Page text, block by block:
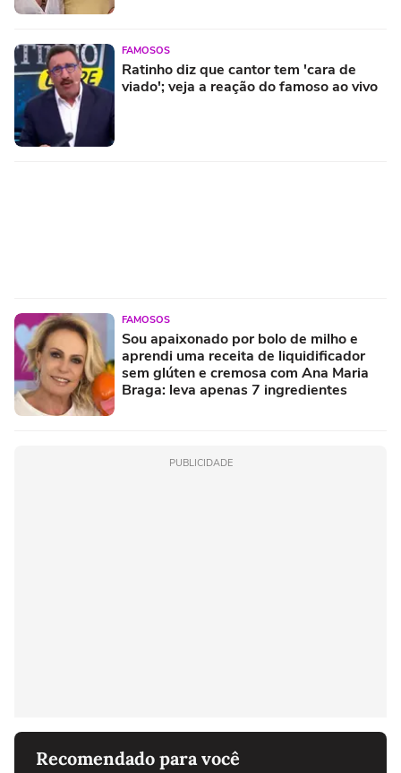
FAMOSOS
Ratinho diz que cantor tem 'cara de
viado'; veja a reação do famoso ao vivo
FAMOSOS
Sou apaixonado por bolo de milho e
aprendi uma receita de liquidificador
sem glúten e cremosa com Ana Maria
Braga: leva apenas 7 ingredientes
PUBLICIDADE
Recomendado para você